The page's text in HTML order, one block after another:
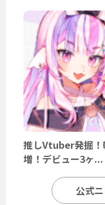
推しVtuber発掘！
増！デビュー3ヶ...
公式